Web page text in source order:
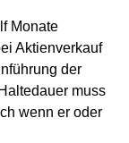
Monate
Aktienverkauf
der
muss
wenn er oder